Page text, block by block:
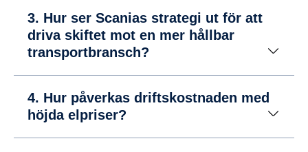
3. Hur ser Scanias strategi ut för att
driva skiftet mot en mer hållbar
transportbransch?
4. Hur påverkas driftskostnaden med
höjda elpriser?